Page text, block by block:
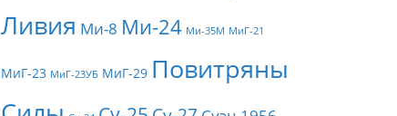
Ливия Ми-8 Ми-24 Ми-35М МиГ-21
МиГ-23 МиГ-23УБ МиГ-29 Повитряны